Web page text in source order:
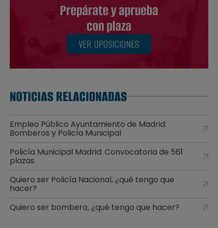
Prepárate y aprueba
con plaza
VER OPOSICIONES
NOTICIAS RELACIONADAS
Empleo Público Ayuntamiento de Madrid:
Bomberos y Policía Municipal
Policía Municipal Madrid: Convocatoria de 561
plazas
Quiero ser Policía Nacional, ¿qué tengo que
hacer?
Quiero ser bombero, ¿qué tengo que hacer?